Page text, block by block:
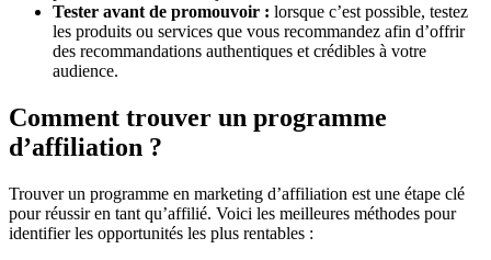
Tester avant de promouvoir : lorsque c’est possible, testez
les produits ou services que vous recommandez afin d’offrir
des recommandations authentiques et crédibles à votre
audience.
Comment trouver un programme
d’affiliation ?
Trouver un programme en marketing d’affiliation est une étape clé
pour réussir en tant qu’affilié. Voici les meilleures méthodes pour
identifier les opportunités les plus rentables :